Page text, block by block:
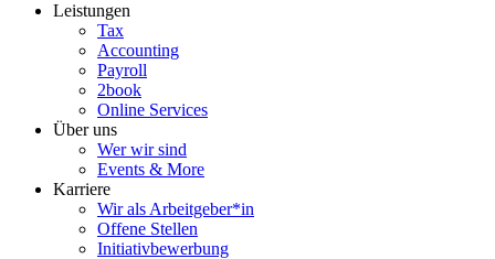
Leistungen
Tax
Accounting
Payroll
2book
Online Services
Über uns
Wer wir sind
Events & More
Karriere
Wir als Arbeitgeber*in
Offene Stellen
Initiativbewerbung